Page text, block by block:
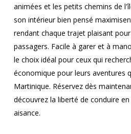
animées et les petits chemins de
son intérieur bien pensé
rendant chaque trajet plaisant
passagers. Facile à garer et à
le choix idéal pour ceux qui
économique pour leurs aventures
Martinique. Réservez dès
découvrez la liberté de conduire
aisance.